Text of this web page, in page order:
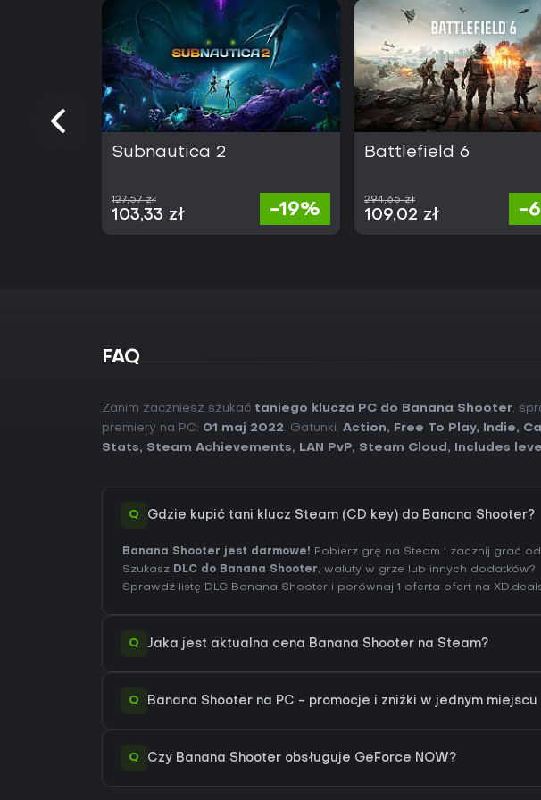
Subnautica 2
127,57 zł
103,33 zł -19%
Battlefield 6
294,65 zł
109,02 zł -
FAQ
Zanim zaczniesz szukać taniego klucza PC do Banana Shooter,
premiery na PC: 01 maj 2022. Gatunki: Action, Free To Play, Indie,
Stats, Steam Achievements, LAN PvP, Steam Cloud , Includes
Q Gdzie kupić tani klucz Steam (CD key) do Banana Shooter?
Banana Shooter jest darmowe! Pobierz grę na Steam i zacznij grać
Szukasz DLC do Banana Shooter, waluty w grze lub innych dodatków?
Sprawdź listę DLC Banana Shooter i porównaj 1 oferta ofert na
Q Jaka jest aktualna cena Banana Shooter na Steam?
Q Banana Shooter na PC - promocje i zniżki w jednym miejscu
Q Czy Banana Shooter obsługuje GeForce NOW?